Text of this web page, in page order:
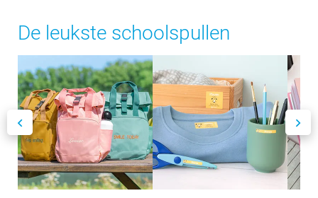
De leukste schoolspullen